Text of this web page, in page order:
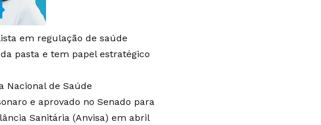
em regulação de saúde
pasta e tem papel estratégico
Nacional de Saúde
e aprovado no Senado para
Sanitária (Anvisa) em abril